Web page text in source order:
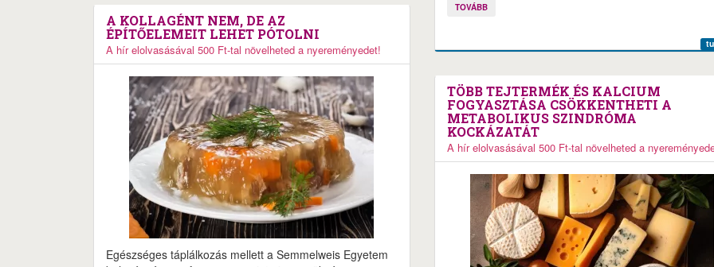
A KOLLAGÉNT NEM, DE AZ
ÉPÍTŐELEMEIT LEHET PÓTOLNI
A hír elolvasásával 500 Ft-tal növelheted a nyereményedet!
Egészséges táplálkozás mellett a Semmelweis Egyetem
TOVÁBB
TÖBB TEJTERMÉK ÉS KALCIUM
FOGYASZTÁSA CSÖKKENTHETI A
METABOLIKUS SZINDRÓMA
KOCKÁZATÁT
A hír elolvasásával 500 Ft-tal növelheted a